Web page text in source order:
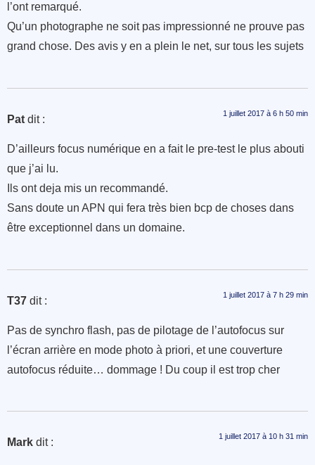
l’ont remarqué.
Qu’un photographe ne soit pas impressionné ne prouve pas
grand chose. Des avis y en a plein le net, sur tous les sujets
Pat dit : 1 juillet 2017 à 6 h 50 min
D’ailleurs focus numérique en a fait le pre-test le plus abouti
que j’ai lu.
Ils ont deja mis un recommandé.
Sans doute un APN qui fera très bien bcp de choses dans
être exceptionnel dans un domaine.
T37 dit : 1 juillet 2017 à 7 h 29 min
Pas de synchro flash, pas de pilotage de l’autofocus sur
l’écran arrière en mode photo à priori, et une couverture
autofocus réduite… dommage ! Du coup il est trop cher
Mark dit : 1 juillet 2017 à 10 h 31 min